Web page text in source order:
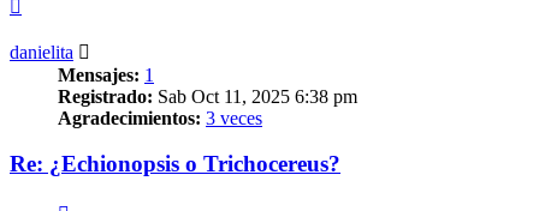
danielita
Mensajes: 1
Registrado: Sab Oct 11, 2025 6:38 pm
Agradecimientos: 3 veces
Re: ¿Echionopsis o Trichocereus?